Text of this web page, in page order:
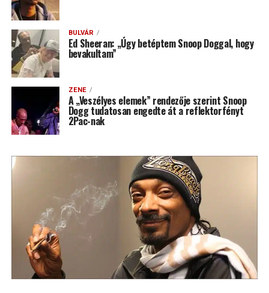
BULVÁR
Ed Sheeran: „Úgy betéptem Snoop Doggal, hogy
bevakultam”
ZENE
A „Veszélyes elemek” rendezője szerint Snoop
Dogg tudatosan engedte át a reflektorfényt
2Pac-nak